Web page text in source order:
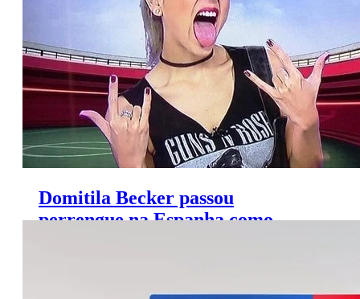
Domitila Becker passou
perrengue na Espanha como